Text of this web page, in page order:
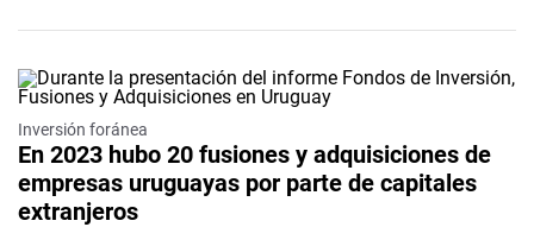
Inversión foránea
En 2023 hubo 20 fusiones y adquisiciones de
empresas uruguayas por parte de capitales
extranjeros